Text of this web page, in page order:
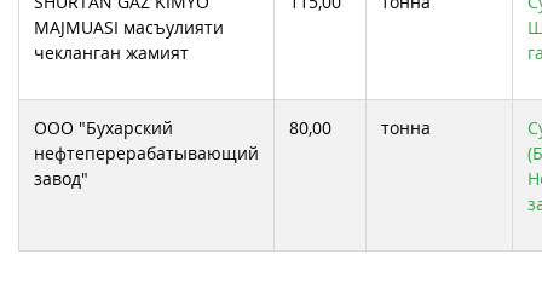
MAJMUASI масъулияти
чекланган жамият
ООО "Бухарский
нефтеперерабатывающий
завод"
80,00 тонна